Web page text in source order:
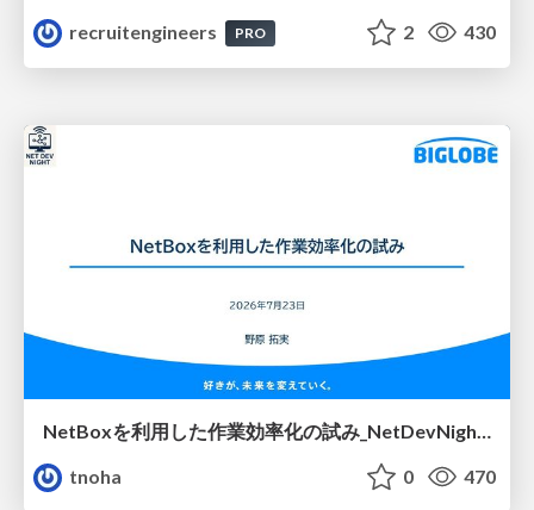
recruitengineers
PRO 2 430
tnoha
0 470